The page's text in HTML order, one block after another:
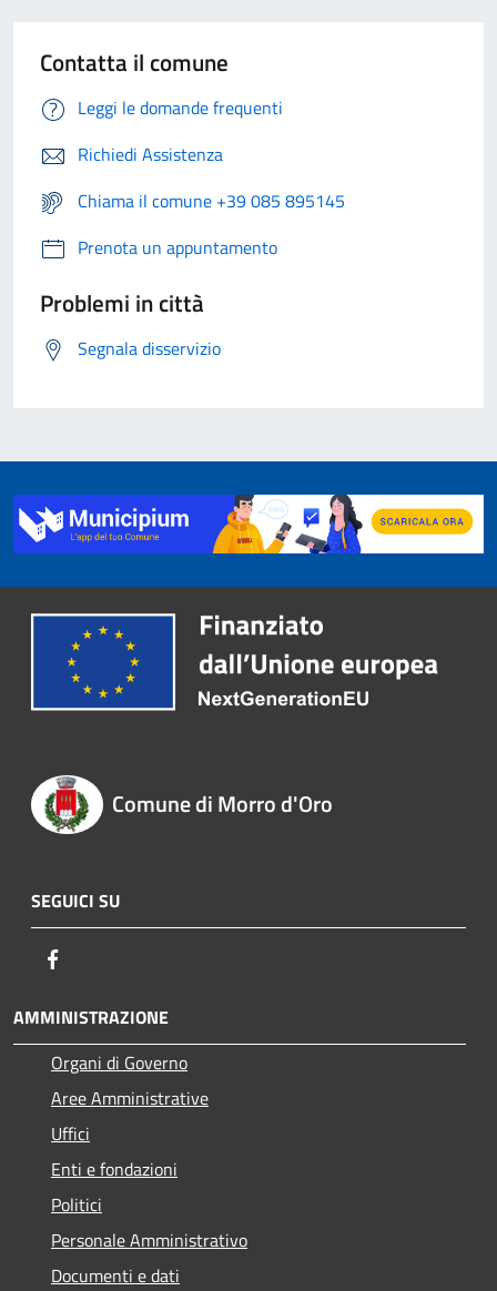
Contatta il comune
Leggi le domande frequenti
Richiedi Assistenza
Chiama il comune +39 085 895145
Prenota un appuntamento
Problemi in città
Segnala disservizio
Comune di Morro d'Oro
SEGUICI SU
AMMINISTRAZIONE
Organi di Governo
Aree Amministrative
Uffici
Enti e fondazioni
Politici
Personale Amministrativo
Documenti e dati